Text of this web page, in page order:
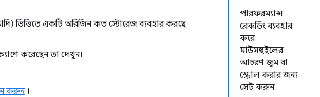
পারফরম্যান্স
রেকর্ডিং ব্যবহার
করে
মাউসহুইলের
আচরণ জুম বা
স্ক্রোল করার জন্য
সেট করুন
ভিত্তিতে একটি অরিজিন কত স্টোরেজ ব্যবহার করছে
করেছেন তা দেখুন।
করুন।